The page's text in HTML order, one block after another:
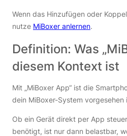
Wenn das Hinzufügen oder
nutze MiBoxer anlernen.
Definition: Was
diesem Kontext ist
Mit „MiBoxer App“ ist die
dein MiBoxer-System
Ob ein Gerät direkt per App
benötigt, ist nur dann belastbar,